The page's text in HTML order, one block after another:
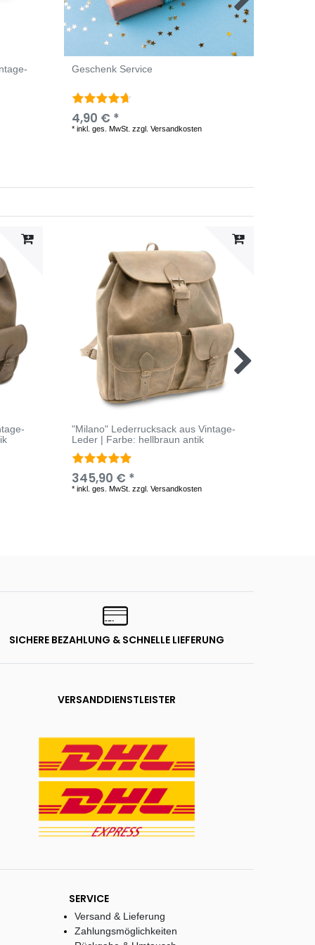
Geschenk Service
4,90 € *
*inkl. ges. MwSt. zzgl.Versandkosten
"Milano" Lederrucksack aus Vintage-
Leder | Farbe: hellbraun antik
345,90 € *
*inkl. ges. MwSt. zzgl.Versandkosten
SICHERE BEZAHLUNG & SCHNELLE LIEFERUNG
VERSANDDIENSTLEISTER
SERVICE
Versand & Lieferung
Zahlungsmöglichkeiten